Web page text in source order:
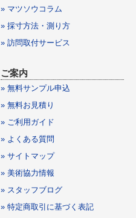
» マツソウコラム
» 採寸方法・測り方
» 訪問取付サービス
ご案内
» 無料サンプル申込
» 無料お見積り
» ご利用ガイド
» よくある質問
» サイトマップ
» 美術協力情報
» スタッフブログ
» 特定商取引に基づく表記